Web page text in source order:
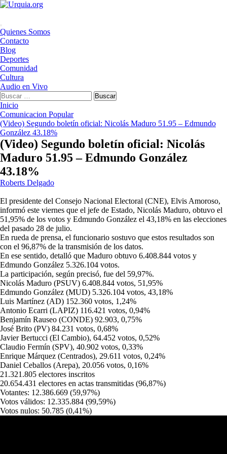
Saltar
Menú
principal
Quienes Somos
Contacto
Blog
Deportes
Comunidad
Cultura
Audio en Vivo
Buscar:
Inicio
Comunicacion Popular
(Video) Segundo boletín oficial: Nicolás Maduro 51.95 – Edmundo
González 43.18%
(Video) Segundo boletín oficial: Nicolás
Maduro 51.95 – Edmundo González
43.18%
Roberts Delgado
El presidente del Consejo Nacional Electoral (CNE), Elvis Amoroso,
informó este viernes que el jefe de Estado, Nicolás Maduro, obtuvo el
51,95% de los votos y Edmundo González el 43,18% en las elecciones
del pasado 28 de julio.
En rueda de prensa, el funcionario sostuvo que estos resultados son
con el 96,87% de la transmisión de los datos.
En ese sentido, detalló que Maduro obtuvo 6.408.844 votos y
Edmundo González 5.326.104 votos.
La participación, según precisó, fue del 59,97%.
Nicolás Maduro (PSUV) 6.408.844 votos, 51,95%
Edmundo González (MUD) 5.326.104 votos, 43,18%
Luis Martínez (AD) 152.360 votos, 1,24%
Antonio Ecarri (LAPIZ) 116.421 votos, 0,94%
Benjamín Rauseo (CONDE) 92.903, 0,75%
José Brito (PV) 84.231 votos, 0,68%
Javier Bertucci (El Cambio), 64.452 votos, 0,52%
Claudio Fermín (SPV), 40.902 votos, 0,33%
Enrique Márquez (Centrados), 29.611 votos, 0,24%
Daniel Ceballos (Arepa), 20.056 votos, 0,16%
21.321.805 electores inscritos
20.654.431 electores en actas transmitidas (96,87%)
Votantes: 12.386.669 (59,97%)
Votos válidos: 12.335.884 (99,59%)
Votos nulos: 50.785 (0,41%)